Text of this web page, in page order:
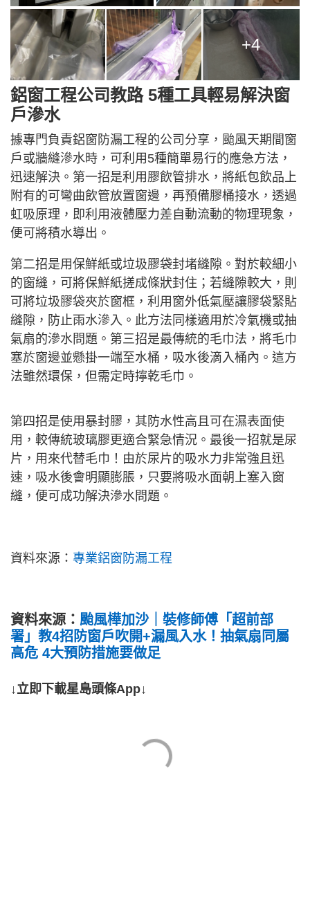
+4
鋁窗工程公司教路 5種工具輕易解決窗
戶滲水
據專門負責鋁窗防漏工程的公司分享，颱風天期間窗
戶或牆縫滲水時，可利用5種簡單易行的應急方法，
迅速解決。第一招是利用膠飲管排水，將紙包飲品上
附有的可彎曲飲管放置窗邊，再預備膠桶接水，透過
虹吸原理，即利用液體壓力差自動流動的物理現象，
便可將積水導出。
第二招是用保鮮紙或垃圾膠袋封堵縫隙。對於較細小
的窗縫，可將保鮮紙搓成條狀封住；若縫隙較大，則
可將垃圾膠袋夾於窗框，利用窗外低氣壓讓膠袋緊貼
縫隙，防止雨水滲入。此方法同樣適用於冷氣機或抽
氣扇的滲水問題。第三招是最傳統的毛巾法，將毛巾
塞於窗邊並懸掛一端至水桶，吸水後滴入桶內。這方
法雖然環保，但需定時擰乾毛巾。
第四招是使用暴封膠，其防水性高且可在濕表面使
用，較傳統玻璃膠更適合緊急情況。最後一招就是尿
片，用來代替毛巾！由於尿片的吸水力非常強且迅
速，吸水後會明顯膨脹，只要將吸水面朝上塞入窗
縫，便可成功解決滲水問題。
資料來源： 專業鋁窗防漏工程
資料來源： 颱風樺加沙｜裝修師傅「超前部
署」教4招防窗戶吹開+漏風入水！抽氣扇同屬
高危 4大預防措施要做足
↓立即下載星島頭條App↓